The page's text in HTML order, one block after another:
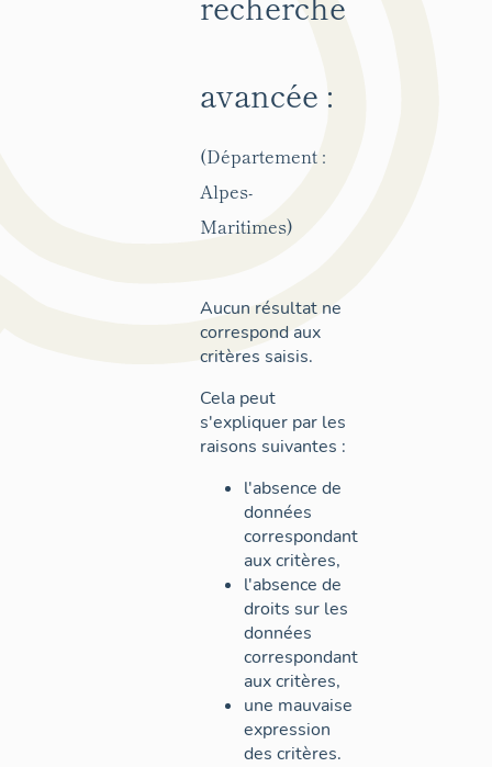
avancée :
(Département :
Alpes-
Maritimes)
Aucun résultat ne
correspond aux
critères saisis.
Cela peut
s'expliquer par les
raisons suivantes :
l'absence de
données
correspondant
aux critères,
l'absence de
droits sur les
données
correspondant
aux critères,
une mauvaise
expression
des critères.